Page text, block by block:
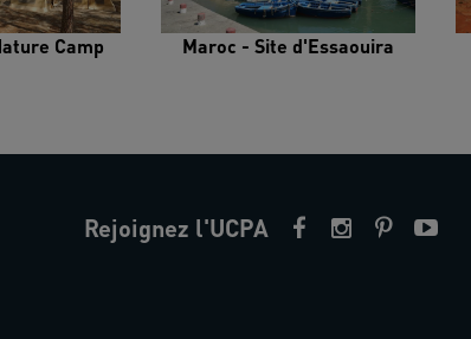
Camp Maroc - Site d'Essaouira
Rejoignez l'UCPA